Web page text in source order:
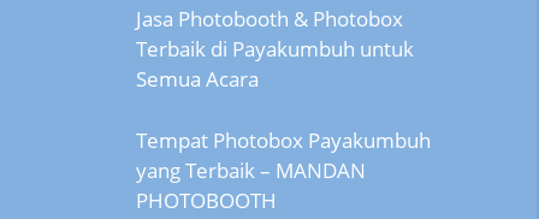
Jasa Photobooth & Photobox
Terbaik di Payakumbuh untuk
Semua Acara
Tempat Photobox Payakumbuh
yang Terbaik – MANDAN
PHOTOBOOTH